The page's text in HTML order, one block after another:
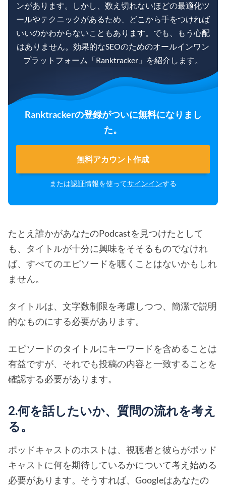
ンがあります。しかし、数え切れないほどの最適化ツ
ールやテクニックがあるため、どこから手をつければ
いいのかわからないこともあります。でも、もう心配
はありません。効果的なSEOのためのオールインワン
プラットフォーム「Ranktracker」を紹介します。
Ranktrackerの登録がついに無料になりまし
た。
無料アカウント作成
または認証情報を使ってサインインする
たとえ誰かがあなたのPodcastを見つけたとして
も、タイトルが十分に興味をそそるものでなけれ
ば、すべてのエピソードを聴くことはないかもしれ
ません。
タイトルは、文字数制限を考慮しつつ、簡潔で説明
的なものにする必要があります。
エピソードのタイトルにキーワードを含めることは
有益ですが、それでも投稿の内容と一致することを
確認する必要があります。
2.何を話したいか、質問の流れを考え
る。
ポッドキャストのホストは、視聴者と彼らがポッド
キャストに何を期待しているかについて考え始める
必要があります。そうすれば、Googleはあなたの